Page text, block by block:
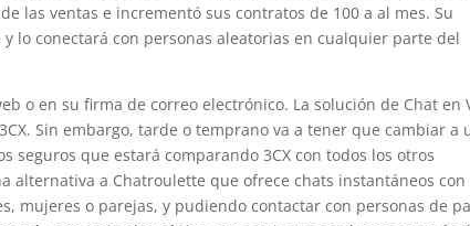
las ventas e incrementó sus contratos de 100 a al mes. Su
lo conectará con personas aleatorias en cualquier parte del
o en su firma de correo electrónico. La solución de Chat en
Sin embargo, tarde o temprano va a tener que cambiar a
seguros que estará comparando 3CX con todos los otros
alternativa a Chatroulette que ofrece chats instantáneos con
mujeres o parejas, y pudiendo contactar con personas de